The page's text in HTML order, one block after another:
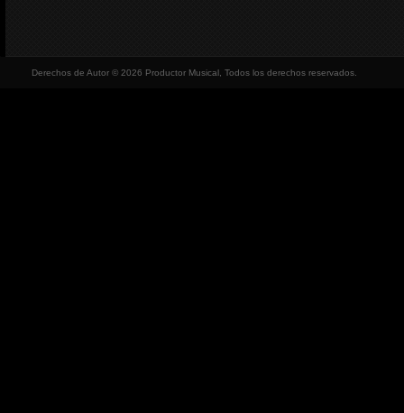
Derechos de Autor © 2026 Productor Musical, Todos los derechos reservados.